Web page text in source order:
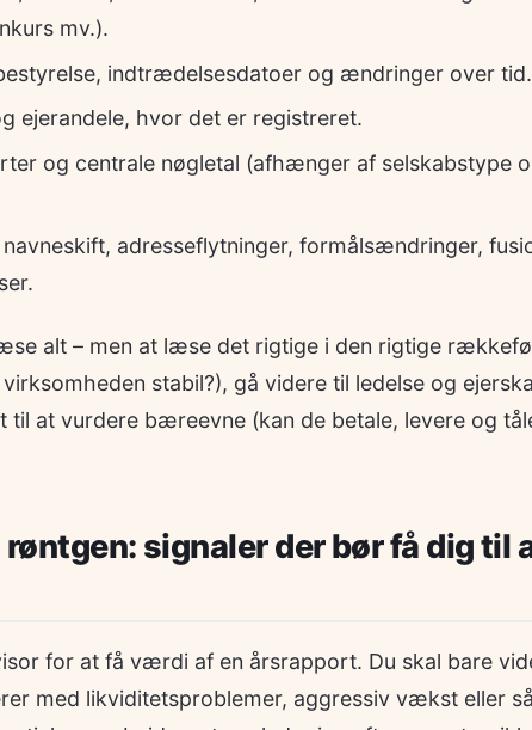
mv.).
indtrædelsesdatoer og ændringer over tid.
ejerandele, hvor det er registreret.
og centrale nøgletal (afhænger af selskabstype
adresseflytninger, formålsændringer,
alt – men at læse det rigtige i den rigtige
stabil?), gå videre til ledelse og
til at vurdere bæreevne (kan de betale, levere og
signaler der bør få dig til
for at få værdi af en årsrapport. Du skal bare
med likviditetsproblemer, aggressiv vækst eller